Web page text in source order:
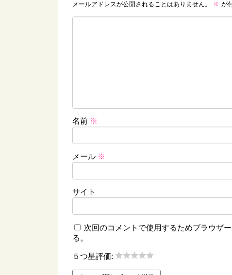
メールアドレスが公開されることはありません。 ※ が
名前 ※
メール ※
サイト
次回のコメントで使用するためブラウザ
る。
５つ星評価: